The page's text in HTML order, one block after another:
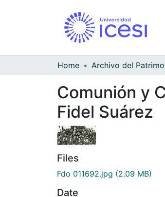
Home
Comunión y
Fidel Suárez
Files
Fdo 011692.jpg (2.09 MB)
Date